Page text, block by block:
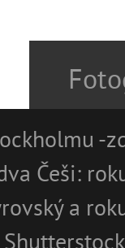
-
Češi:
a